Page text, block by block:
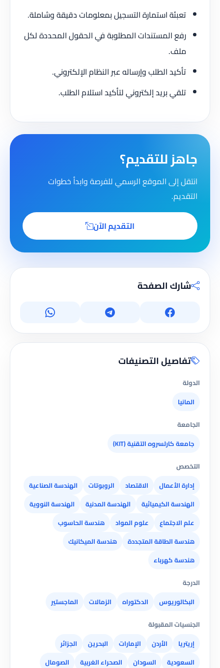
تعبئة استمارة التسجيل بمعلومات دقيقة وشاملة.
رفع المستندات المطلوبة في الحقول المحددة لكل
ملف.
تأكيد الطلب وإرساله عبر النظام الإلكتروني.
تلقي بريد إلكتروني لتأكيد استلام الطلب.
جاهز للتقديم؟
انتقل إلى الموقع الرسمي للفرصة وابدأ خطوات
التقديم.
التقديم الآن
شارك الصفحة
تفاصيل التصنيفات
الدولة
المانيا
الجامعة
جامعة كارلسروه التقنية (KIT)
التخصص
إدارة الأعمال
الاقتصاد الروبوتات
الهندسة الصناعية
الهندسة الكيميائية
الهندسة المدنية
الهندسة النووية
علم الاجتماع
علوم المواد
هندسة الحاسوب
هندسة الطاقة المتجددة
هندسة الميكانيك
هندسة كهرباء
الدرجة
البكالوريوس
الدكتوراه الزمالات
الماجستير
الجنسيات المقبولة
إريتريا
الأردن الإمارات البحرين
الجزائر
السعودية
السودان الصحراء الغربية
الصومال